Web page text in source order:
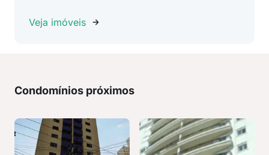
Veja imóveis
Condomínios próximos